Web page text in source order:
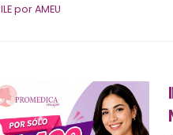
ILE por AMEU